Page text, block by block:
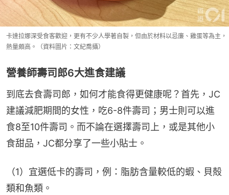
卡達拉娜深受食客歡迎，更有不少人學著自製，但由於材料以忌廉、雞蛋等為主，
熱量頗高。（資料圖片：文紀喬攝）
營養師壽司郎6大進食建議
到底去食壽司郎，如何才能食得更健康呢？首先，JC
建議減肥期間的女性，吃6-8件壽司；男士則可以進
食8至10件壽司。而不論在選擇壽司上，或是其他小
食甜品，JC都分享了一些小貼士。
（1）宜選低卡的壽司，例：脂肪含量較低的蝦、貝殻
類和魚類。